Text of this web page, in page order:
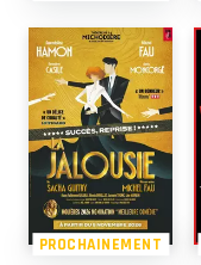
PROCHAINEMENT